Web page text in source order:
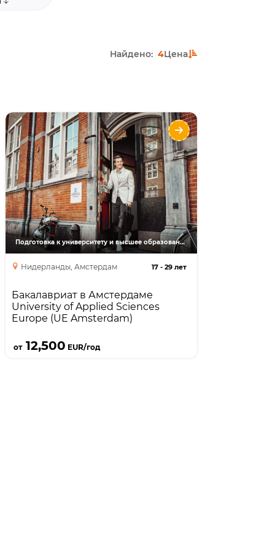
Найдено: 4Цена
Подготовка к университету и высшее образование
17 - 29 лет
Нидерланды, Амстердам
Бакалавриат в Амстердаме
University of Applied Sciences
Europe (UE Amsterdam)
от12,500 EUR/год
Бакалавриат в Амстердаме
University of Applied Sciences
Europe (UE Amsterdam)
Курсы
Языки
Направления
Бакалавриат